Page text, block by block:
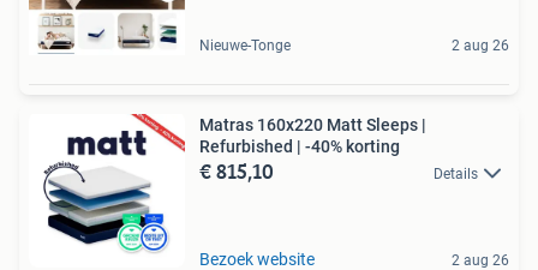
Nieuwe-Tonge 2 aug 26
Matras 160x220 Matt Sleeps |
Refurbished | -40% korting
€ 815,10 Details
Bezoek website 2 aug 26